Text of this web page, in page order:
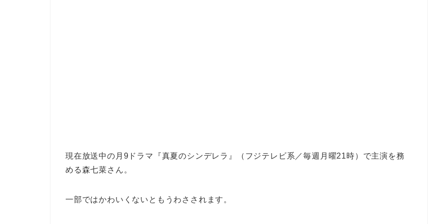
現在放送中の月9ドラマ『真夏のシンデレラ』（フジテレビ系／毎週月曜21時）で主演を務
める森七菜さん。
一部ではかわいくないともうわさされます。